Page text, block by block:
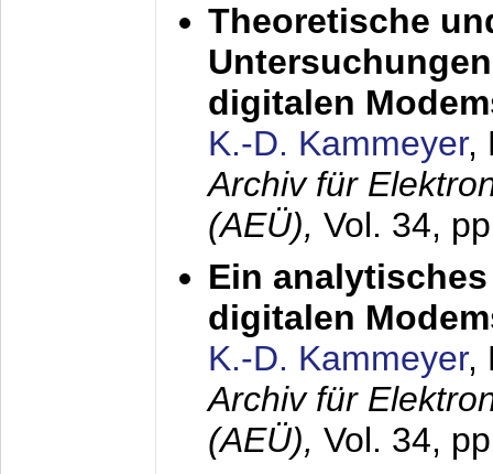
Theoretische
digitalen
K.-D. Kammeyer,
Archiv für
(AEÜ), Vol. 34,
Ein
digitalen
K.-D. Kammeyer,
Archiv für
(AEÜ), Vol. 34,